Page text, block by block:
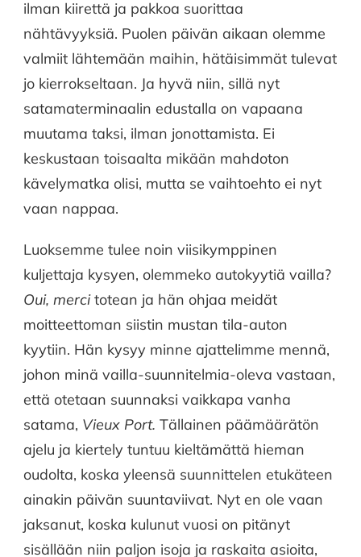
ilman kiirettä ja pakkoa suorittaa
nähtävyyksiä. Puolen päivän aikaan olemme
valmiit lähtemään maihin, hätäisimmät tulevat
jo kierrokseltaan. Ja hyvä niin, sillä nyt
satamaterminaalin edustalla on vapaana
muutama taksi, ilman jonottamista. Ei
keskustaan toisaalta mikään mahdoton
kävelymatka olisi, mutta se vaihtoehto ei nyt
vaan nappaa.
Luoksemme tulee noin viisikymppinen
kuljettaja kysyen, olemmeko autokyytiä vailla?
Oui, mercitotean ja hän ohjaa meidät
moitteettoman siistin mustan tila-auton
kyytiin. Hän kysyy minne ajattelimme mennä,
johon minä vailla-suunnitelmia-oleva vastaan,
että otetaan suunnaksi vaikkapa vanha
satama, Vieux Port. Tällainen päämäärätön
ajelu ja kiertely tuntuu kieltämättä hieman
oudolta, koska yleensä suunnittelen etukäteen
ainakin päivän suuntaviivat. Nyt en ole vaan
jaksanut, koska kulunut vuosi on pitänyt
sisällään niin paljon isoja ja raskaita asioita,